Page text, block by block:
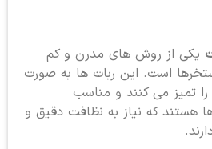
یکی از روش های مدرن و کم
است. این ربات ها به صورت
تمیز می کنند و مناسب
هستند که نیاز به نظافت دقیق و